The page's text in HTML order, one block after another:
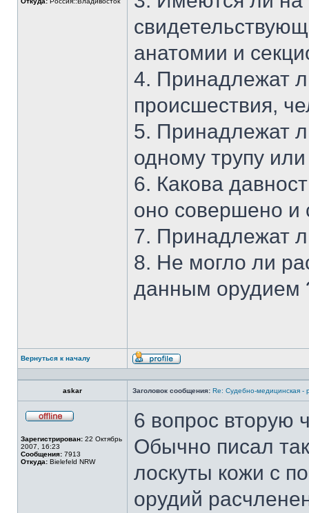
анатомии и
4. Принадлежат
происшествия,
5. Принадлежат
одному трупу
6. Какова
оно совершено и
7. Принадлежат
8. Не могло ли
данным орудием
Вернуться к началу
Профиль
askar Заголовок сообщения: Re: Судебно-медицинская -
сети
Зарегистрирован: 22 Октябрь
2007, 16:23
Сообщения: 7913
Откуда: Bielefeld NRW
6 вопрос вторую
Обычно писал
лоскуты кожи с
орудий